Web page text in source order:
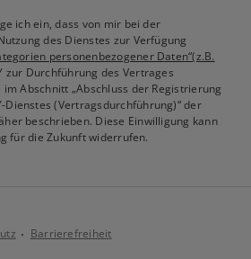
ich ein, dass von mir bei der
des Dienstes zur Verfügung
personenbezogener Daten“(z.B.
zur Durchführung des Vertrages
Abschnitt „Abschluss der Registrierung
Dienstes (Vertragsdurchführung)“ der
beschrieben. Diese Einwilligung kann
für die Zukunft widerrufen.
Barrierefreiheit